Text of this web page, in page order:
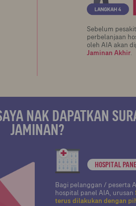
Sebelum
perbelanjaan
oleh AIA akan
Jaminan Akhir.
NAK DAPATKAN
JAMINAN?
HOSPITAL
Bagi pelanggan / peserta
hospital panel AIA, urusan
terus dilakukan dengan